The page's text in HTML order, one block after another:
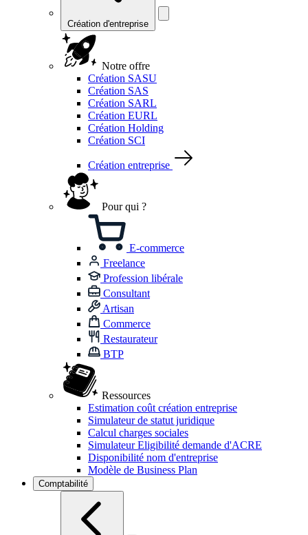
Création d'entreprise
Notre offre
Création SASU
Création SAS
Création SARL
Création EURL
Création Holding
Création SCI
Création entreprise
Pour qui ?
E-commerce
Freelance
Profession libérale
Consultant
Artisan
Commerce
Restaurateur
BTP
Ressources
Estimation coût création entreprise
Simulateur de statut juridique
Calcul charges sociales
Simulateur Eligibilité demande d'ACRE
Disponibilité nom d'entreprise
Modèle de Business Plan
Comptabilité